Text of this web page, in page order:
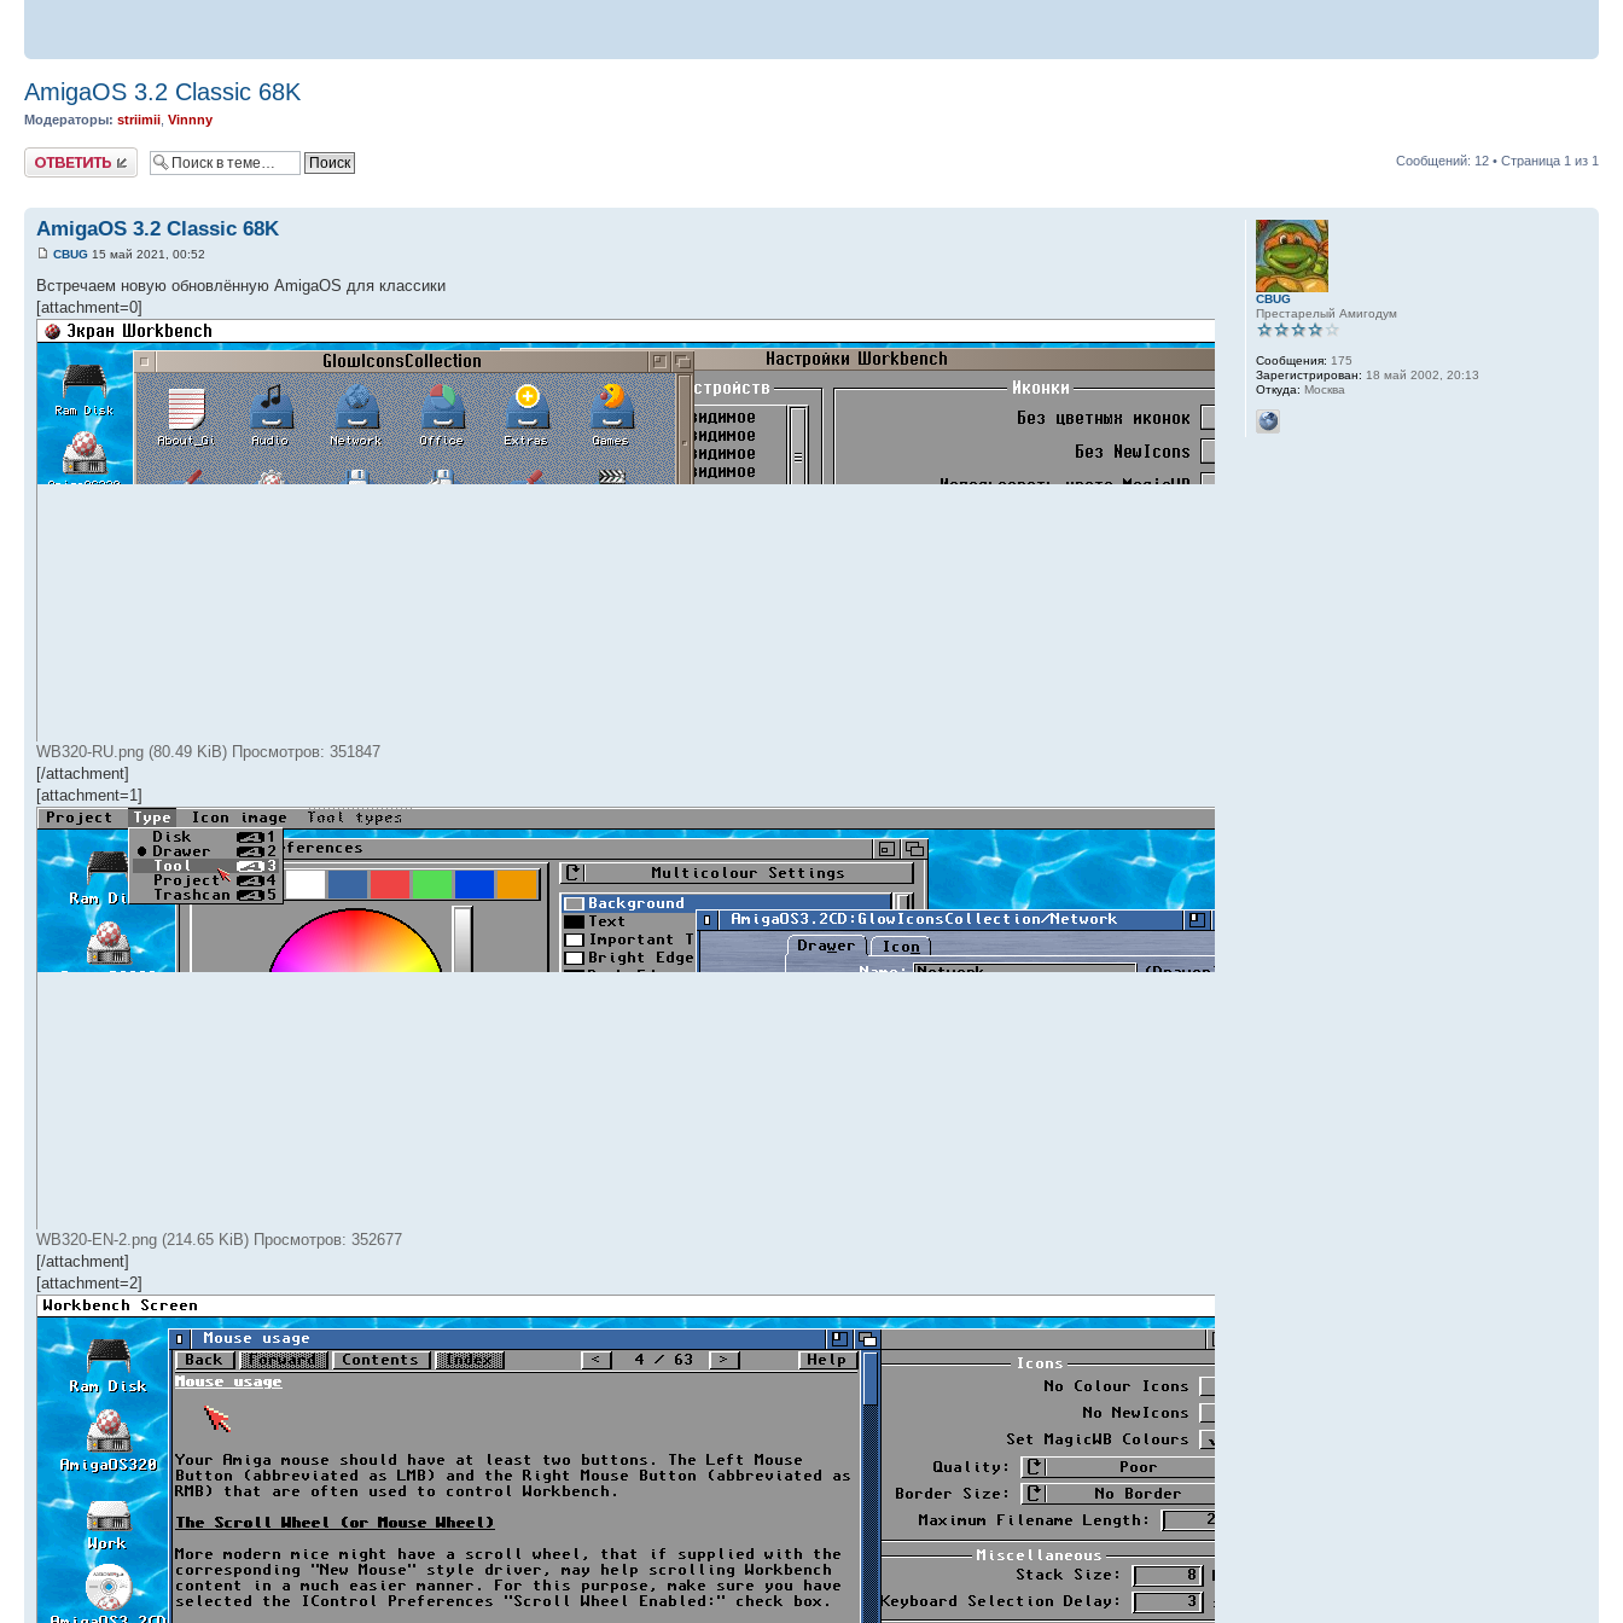
AmigaOS 3.2 Classic 68K
Модераторы: striimii Vinnny
Ответить Сообщений: 12 • Страница 1 из 1
AmigaOS 3.2 Classic 68K
CBUG 15 май 2021, 00:52
Встречаем новую обновлённую AmigaOS для классики
[attachment=0]
WB320-RU.png (80.49 KiB) Просмотров: 351847
[/attachment]
[attachment=1]
WB320-EN-2.png (214.65 KiB) Просмотров: 352677
[/attachment]
[attachment=2]
CBUG
Престарелый Амигодум
Сообщения: 175
Зарегистрирован: 18 май 2002, 20:13
Откуда: Москва